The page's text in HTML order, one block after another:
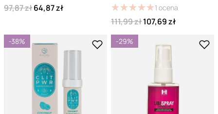
97,87 zł64,87 zł
★★★★★
★★★★★1 ocena
111,99 zł107,69 zł
-38% -29%